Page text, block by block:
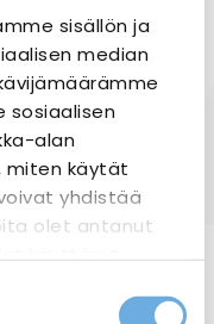
sisällön ja
median
sosiaalisen
alan
miten käytät
yhdistää
olet antanut
käyttänyt
alentumisesta,
palautuksen
Oy:ltä.
huolellisesti.